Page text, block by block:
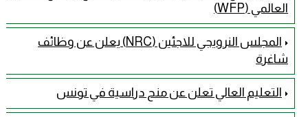
العالمي (WFP)
المجلس النرويجي للاجئين (NRC) يعلن عن وظائف
شاغرة
التعليم العالي تعلن عن منح دراسية في تونس